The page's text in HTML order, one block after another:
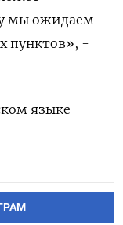
мы ожидаем
пунктов», -
языке